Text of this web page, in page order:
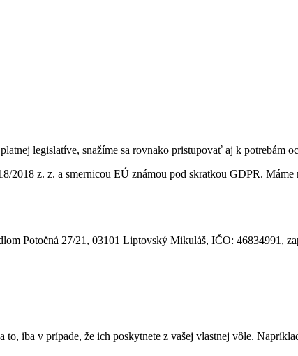
legislatíve, snažíme sa rovnako pristupovať aj k potrebám
2018 z. z. a smernicou EÚ známou pod skratkou GDPR.
Potočná 27/21, 03101 Liptovský Mikuláš, IČO: 46834991,
iba v prípade, že ich poskytnete z vašej vlastnej vôle.